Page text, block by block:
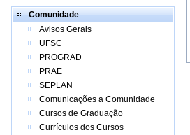
Comunidade
Avisos Gerais
UFSC
PROGRAD
PRAE
SEPLAN
Comunicações a Comunidade
Cursos de Graduação
Currículos dos Cursos